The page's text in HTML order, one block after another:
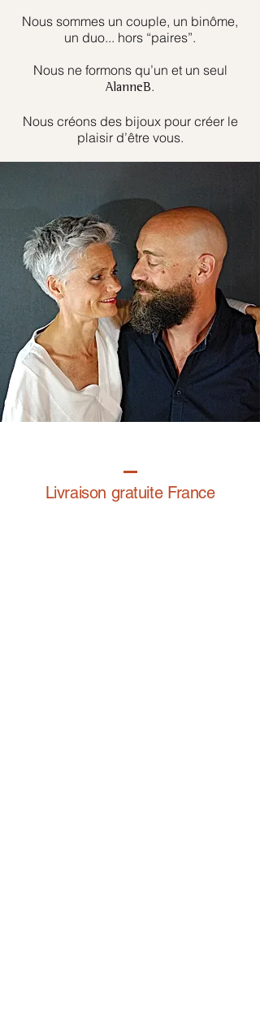
Nous sommes un couple, un binôme,
un duo... hors “paires”.
Nous ne formons qu’un et un seul
AlanneB.
Nous créons des bijoux pour créer le
plaisir d’être vous.
Livraison gratuite France